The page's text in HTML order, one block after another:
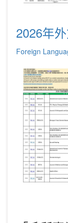
2026年
Foreign